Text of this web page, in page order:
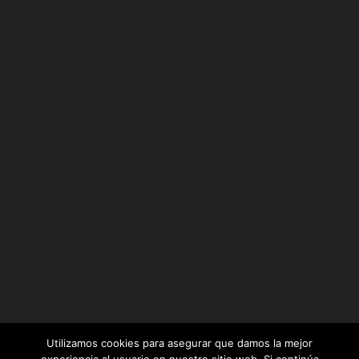
Utilizamos cookies para asegurar que damos la mejor